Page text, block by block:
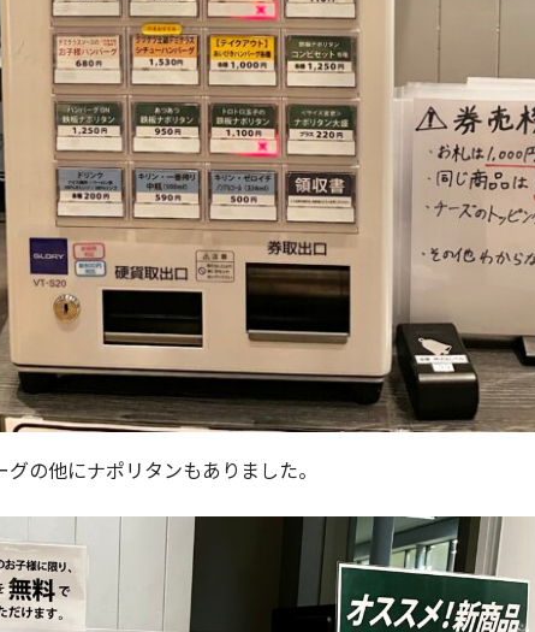
の他にナポリタンもありました。